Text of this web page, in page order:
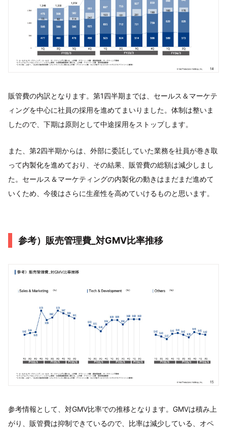
販管費の内訳となります。第1四半期までは、セールス＆マーケテ
ィングを中心に社員の採用を進めてまいりました。体制は整いま
したので、下期は原則として中途採用をストップします。
また、第2四半期からは、外部に委託していた業務を社員が巻き取
って内製化を進めており、その結果、販管費の総額は減少しまし
た。セールス＆マーケティングの内製化の動きはまだまだ進めて
いくため、今後はさらに生産性を高めていけるものと思います。
参考）販売管理費_対GMV比率推移
参考情報として、対GMV比率での推移となります。GMVは積み上
がり、販管費は抑制できているので、比率は減少している、オペ